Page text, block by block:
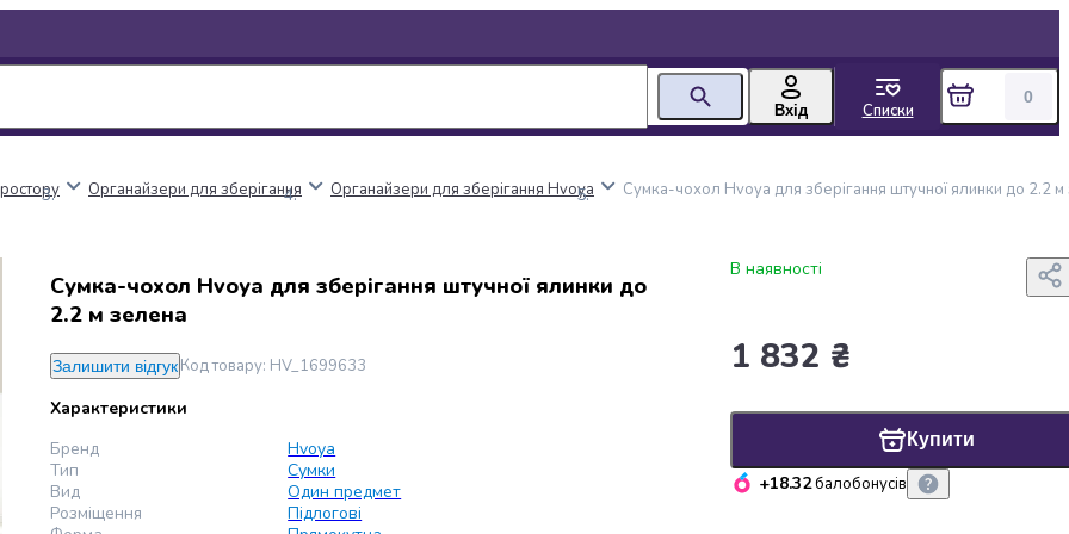
Вхід Списки
0
Органайзери для зберігання Органайзери для зберігання Hvoya Сумка-чохол Hvoya для зберігання штучної ялинки до 2.2
Сумка-чохол Hvoya для зберігання штучної ялинки до
2.2 м зелена
Залишити відгукКод товару: HV_1699633
Характеристики
Бренд
Hvoya
Тип
Сумки
Вид
Один предмет
Розміщення
Підлогові
В наявності
1 832 ₴
Купити
+18.32балобонусів